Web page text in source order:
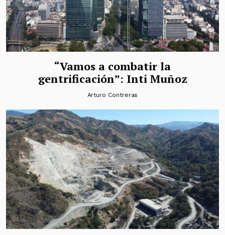
“Vamos a combatir la
gentrificación”: Inti Muñoz
Arturo Contreras